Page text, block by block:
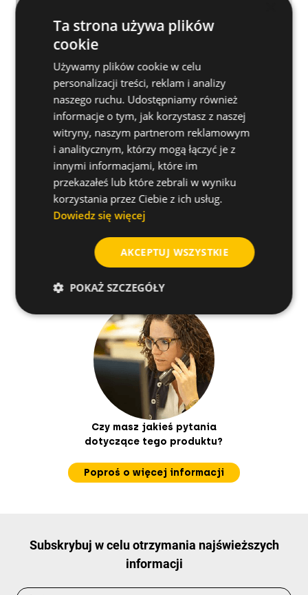
Dalsze specyfikacje
Materiały bazowe
Produkty powiązane
Jak zainstalować
Przydatne porady
Czy masz jakieś pytania
dotyczące tego produktu?
Poproś o więcej informacji
Subskrybuj w celu otrzymania najświeższych
informacji
Ta strona używa plików
cookie
Używamy plików cookie w celu
personalizacji treści, reklam i analizy
naszego ruchu. Udostępniamy również
informacje o tym, jak korzystasz z naszej
witryny, naszym partnerom reklamowym
i analitycznym, którzy mogą łączyć je z
innymi informacjami, które im
przekazałeś lub które zebrali w wyniku
korzystania przez Ciebie z ich usług.
Dowiedz się więcej
AKCEPTUJ WSZYSTKIE
POKAŻ SZCZEGÓŁY